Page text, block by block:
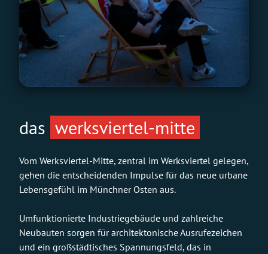
das werksviertel-mitte
Vom Werksviertel-Mitte, zentral im Werksviertel gelegen,
gehen die entscheidenden Impulse für das neue urbane
Lebensgefühl im Münchner Osten aus.
Umfunktionierte Industriegebäude und zahlreiche
Neubauten sorgen für architektonische Ausrufezeichen
und ein großstädtisches Spannungsfeld, das in